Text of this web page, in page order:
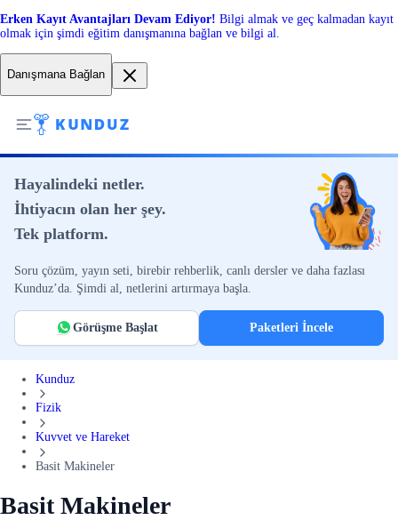
Erken Kayıt Avantajları Devam Ediyor! Bilgi almak ve geç kalmadan kayıt
olmak için şimdi eğitim danışmanına bağlan ve bilgi al.
Danışmana Bağlan
Hayalindeki netler.
İhtiyacın olan her şey.
Tek platform.
Soru çözüm, yayın seti, birebir rehberlik, canlı dersler ve daha fazlası
Kunduz’da. Şimdi al, netlerini artırmaya başla.
Görüşme Başlat Paketleri İncele
Kunduz
Fizik
Kuvvet ve Hareket
Basit Makineler
Basit Makineler